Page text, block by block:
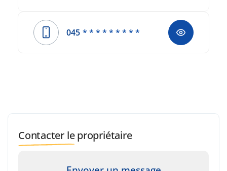
045 * * * * * * * * *
Contacter le propriétaire